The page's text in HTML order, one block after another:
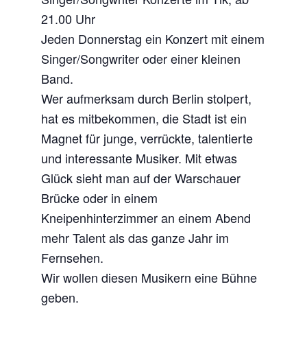
21.00 Uhr
Jeden Donnerstag ein Konzert mit einem
Singer/Songwriter oder einer kleinen
Band.
Wer aufmerksam durch Berlin stolpert,
hat es mitbekommen, die Stadt ist ein
Magnet für junge, verrückte, talentierte
und interessante Musiker. Mit etwas
Glück sieht man auf der Warschauer
Brücke oder in einem
Kneipenhinterzimmer an einem Abend
mehr Talent als das ganze Jahr im
Fernsehen.
Wir wollen diesen Musikern eine Bühne
geben.